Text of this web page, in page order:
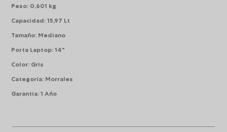
Peso: 0,601 kg
Capacidad:15,97 Lt
Tamaño: Mediano
Porta Laptop:14"
Color: Gris
Categoría: Morrales
Garantía:1 Año